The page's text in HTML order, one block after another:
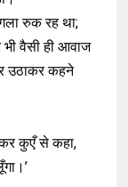
रुक रह था;
वैसी ही आवाज
उठाकर कहने
कुएँ से कहा,